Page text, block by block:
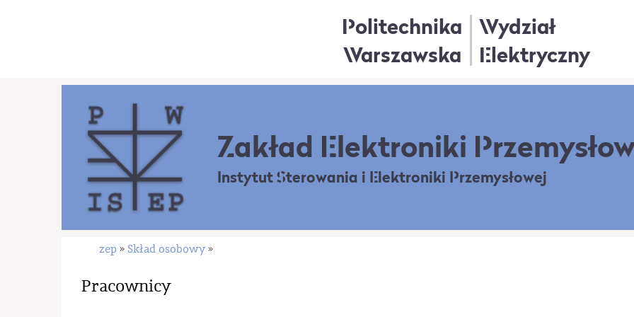
Politechnika
Warszawska
Wydział
Elektryczny
Zakład Elektroniki
Instytut Sterowania i Elektroniki Przemysłowej
zep » Skład osobowy »
Pracownicy